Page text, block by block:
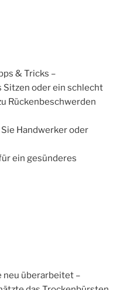
& Tricks –
oder ein schlecht
Rückenbeschwerden
Handwerker oder
ein gesünderes
neu überarbeitet –